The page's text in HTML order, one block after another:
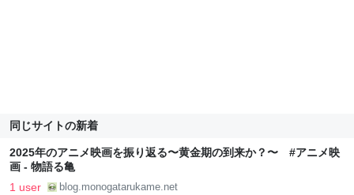
同じサイトの新着
2025年のアニメ映画を振り返る〜黄金期の到来か？〜 #アニメ映
画 - 物語る亀
1 user blog.monogatarukame.net